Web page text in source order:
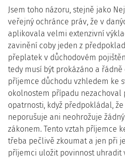
Jsem toho názoru, stejně jako
veřejný ochránce práv, že v
aplikovala velmi extenzivní
zavinění coby jeden z
přeplatek v důchodovém
tedy musí být prokázáno a řádně
příjemce důchodu vzhledem ke
okolnostem případu nezachoval
opatrnosti, když předpokládal,
neporušuje ani neohrožuje
zákonem. Tento vztah příjemce
třeba pečlivě zkoumat a jen při
příjemci uložit povinnost uhradit